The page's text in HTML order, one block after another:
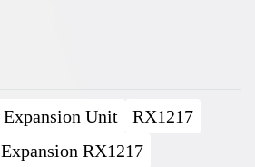
Expansion Unit
RX1217
Expansion RX1217